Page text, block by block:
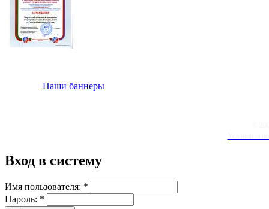
Наши баннеры
Вход в систему
Имя пользователя: *
Пароль: *